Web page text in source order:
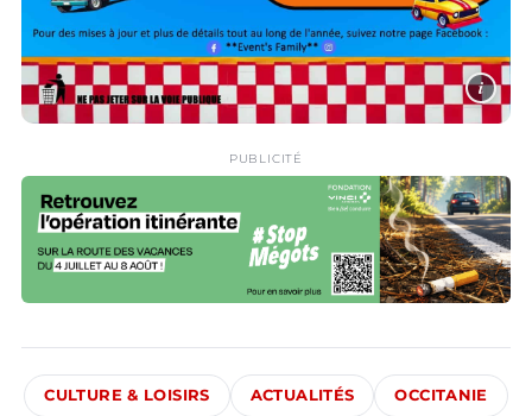
i
PUBLICITÉ
CULTURE & LOISIRS ACTUALITÉS OCCITANIE